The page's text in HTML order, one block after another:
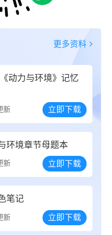
更多资料
动力与环境》记忆
新 立即下载
环境章节母题本
新 立即下载
笔记
新 立即下载